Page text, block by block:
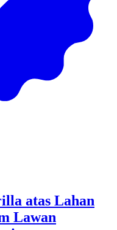
atas Lahan
Lawan